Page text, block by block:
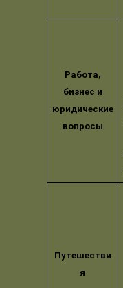
Работа,
бизнес и
юридические
вопросы
Путешестви
я